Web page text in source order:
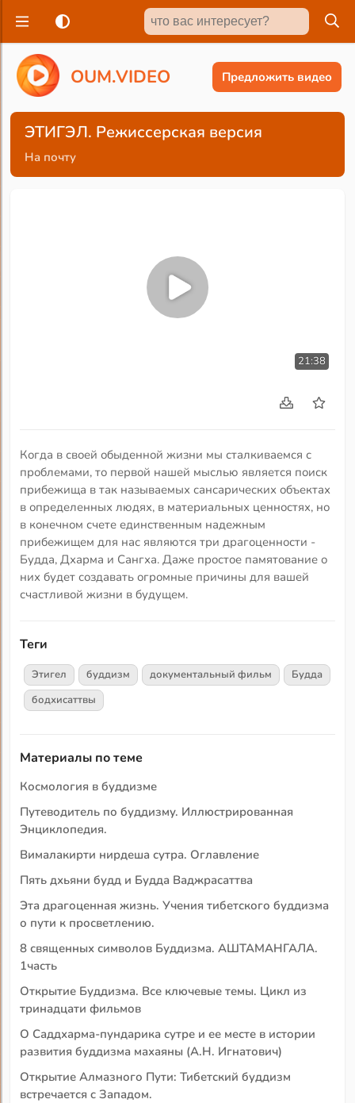
OUM.VIDEO Предложить видео
ЭТИГЭЛ. Режиссерская версия
На почту
21:38
Когда в своей обыденной жизни мы сталкиваемся с
проблемами, то первой нашей мыслью является поиск
прибежища в так называемых сансарических объектах
в определенных людях, в материальных ценностях, но
в конечном счете единственным надежным
прибежищем для нас являются три драгоценности -
Будда, Дхарма и Сангха. Даже простое памятование о
них будет создавать огромные причины для вашей
счастливой жизни в будущем.
Теги
Этигел буддизм документальный фильм
Будда
бодхисаттвы
Материалы по теме
Космология в буддизме
Путеводитель по буддизму. Иллюстрированная
Энциклопедия.
Вималакирти нирдеша сутра. Оглавление
Пять дхьяни будд и Будда Ваджрасаттва
Эта драгоценная жизнь. Учения тибетского буддизма
о пути к просветлению.
8 священных символов Буддизма. АШТАМАНГАЛА.
1часть
Открытие Буддизма. Все ключевые темы. Цикл из
тринадцати фильмов
О Саддхарма-пундарика сутре и ее месте в истории
развития буддизма махаяны (А.Н. Игнатович)
Открытие Алмазного Пути: Тибетский буддизм
встречается c Западом.